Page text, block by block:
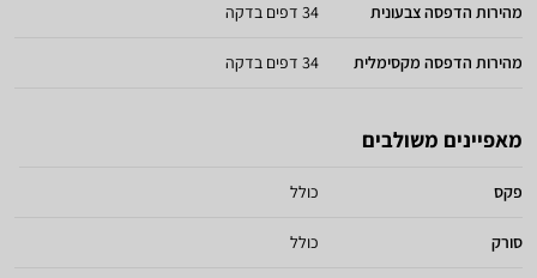
מהירות הדפסה צבעונית 34 דפים בדקה
מהירות הדפסה מקסימלית 34 דפים בדקה
מאפיינים משולבים
פקס כולל
סורק כולל